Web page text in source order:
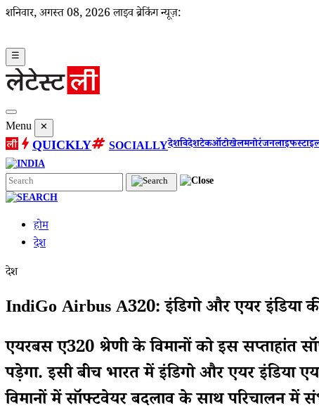
शनिवार, अगस्त 08, 2026 लाइव ब्रेकिंग न्यूज़:
☰
Menu ✕
QUICKLY SOCIALLYदेशविदेशटेकऑटोखेलमनोरंजन
होम
देश
देश
IndiGo Airbus A320: इंडिगो और एयर इंडिया की
एयरबस ए320 श्रेणी के विमानों को इस सप्ताहांत
पड़ेगा. इसी बीच भारत में इंडिगो और एयर इंडिया
विमानों में सॉफ्टवेयर बदलाव के साथ परिचालन में